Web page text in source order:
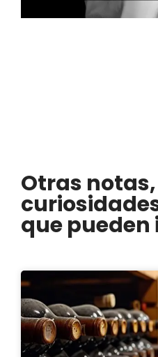
Otras
que